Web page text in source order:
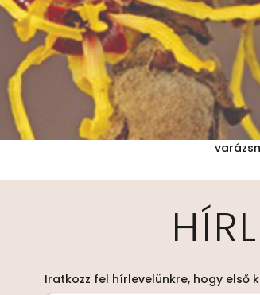
Iratkozz fel hírlevelünkre, hogy első